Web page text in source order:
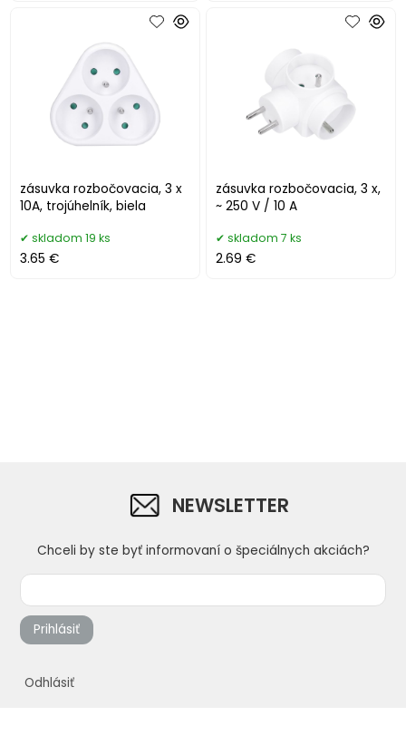
zásuvka rozbočovacia, 3 x
10A, trojúhelník, biela
skladom 19 ks
3.65 €
zásuvka rozbočovacia, 3 x,
~ 250 V / 10 A
skladom 7 ks
2.69 €
NEWSLETTER
Chceli by ste byť informovaní o špeciálnych akciách?
Prihlásiť
Odhlásiť